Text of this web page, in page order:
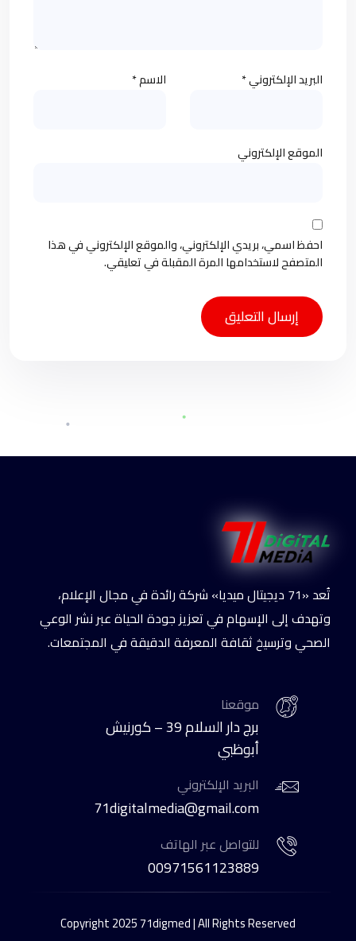
الاسم* البريد الإلكتروني*
الموقع الإلكتروني
احفظ اسمي، بريدي الإلكتروني، والموقع الإلكتروني في هذا
المتصفح لاستخدامها المرة المقبلة في تعليقي.
تُعد «71 ديجيتال ميديا» شركة رائدة في مجال الإعلام،
وتهدف إلى الإسهام في تعزيز جودة الحياة عبر نشر الوعي
الصحي وترسيخ ثقافة المعرفة الدقيقة في المجتمعات.
موقعنا
برج دار السلام 39 – كورنيش
أبوظبي
البريد الإلكتروني
71digitalmedia@gmail.com
للتواصل عبر الهاتف
00971561123889
Copyright 2025 71digmed | All Rights Reserved